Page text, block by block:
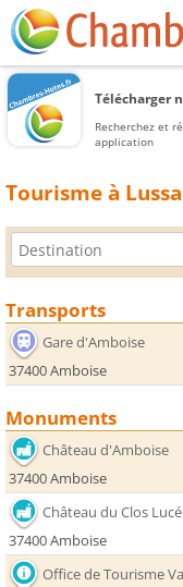
Télécharger
Recherchez et
application
Tourisme à
Transports
Gare d'Amboise
37400 Amboise
Monuments
Château d'Amboise
37400 Amboise
Château du Clos
37400 Amboise
Office de Tourisme